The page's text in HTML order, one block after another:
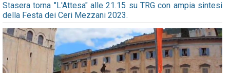
Stasera torna "L'Attesa" alle 21.15 su TRG con ampia sintesi
della Festa dei Ceri Mezzani 2023.